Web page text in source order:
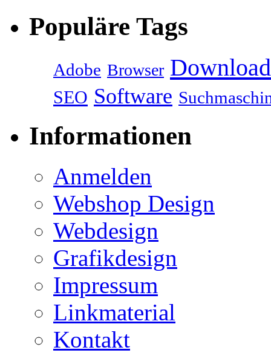
Populäre Tags
Adobe Browser Download
SEO Software
Informationen
Anmelden
Webshop Design
Webdesign
Grafikdesign
Impressum
Linkmaterial
Kontakt